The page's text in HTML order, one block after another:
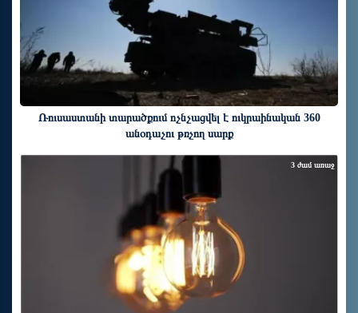
Ռուսաստանի տարածքում ոչնչացվել է ուկրաինական 360
անօդաչու թռչող սարք
3 ժամ առաջ